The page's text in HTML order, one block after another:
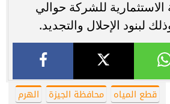
للشركة حوالي
قطع المياه محافظة الجيزة الهرم